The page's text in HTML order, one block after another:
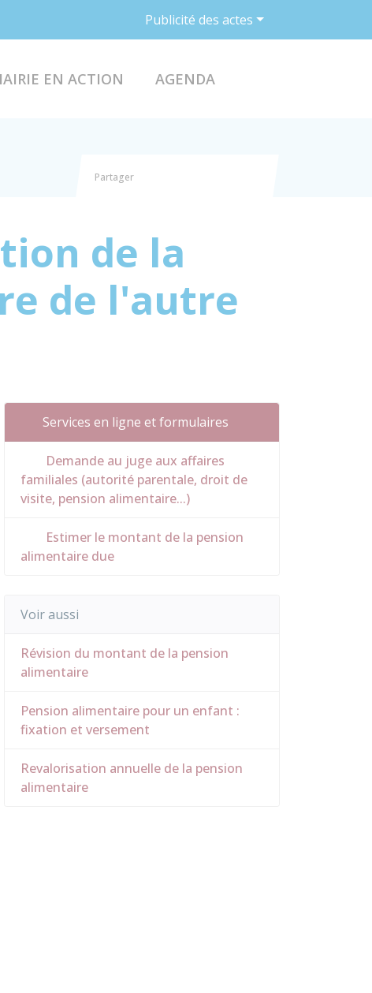
Publicité des actes
EN ACTION AGENDA
Partager
de la
de l'autre
Services en ligne et formulaires
Demande au juge aux affaires
familiales (autorité parentale, droit de
visite, pension alimentaire...)
Estimer le montant de la pension
alimentaire due
Voir aussi
Révision du montant de la pension
alimentaire
Pension alimentaire pour un enfant :
fixation et versement
Revalorisation annuelle de la pension
alimentaire